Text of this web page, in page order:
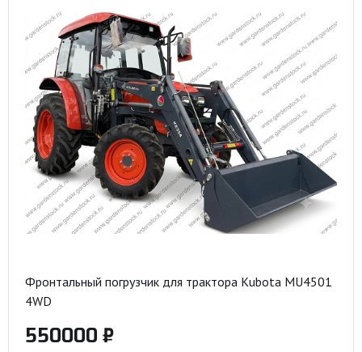
Фронтальный погрузчик для трактора Kubota MU4501
4WD
550000 ₽